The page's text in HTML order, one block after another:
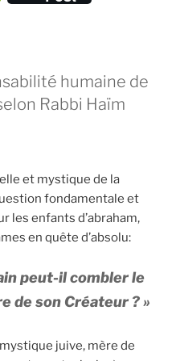
ri
Fr
ie
n
y
humaine de
Rabbi Haïm
et mystique de la
fondamentale et
les enfants d’abraham,
en quête d’absolu:
peut-il combler le
de son Créateur ? »
juive, mère de